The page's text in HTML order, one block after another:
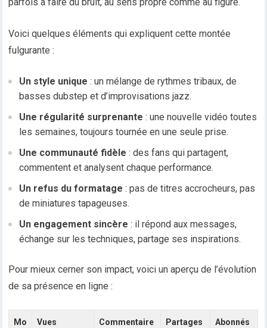
parfois à faire du bruit, au sens propre comme au figuré.
Voici quelques éléments qui expliquent cette montée
fulgurante :
Un style unique : un mélange de rythmes tribaux, de
basses dubstep et d’improvisations jazz.
Une régularité surprenante : une nouvelle vidéo toutes
les semaines, toujours tournée en une seule prise.
Une communauté fidèle : des fans qui partagent,
commentent et analysent chaque performance.
Un refus du formatage : pas de titres accrocheurs, pas
de miniatures tapageuses.
Un engagement sincère : il répond aux messages,
échange sur les techniques, partage ses inspirations.
Pour mieux cerner son impact, voici un aperçu de l’évolution
de sa présence en ligne :
Mo
Vues
Commentaire
Partages
Abonnés